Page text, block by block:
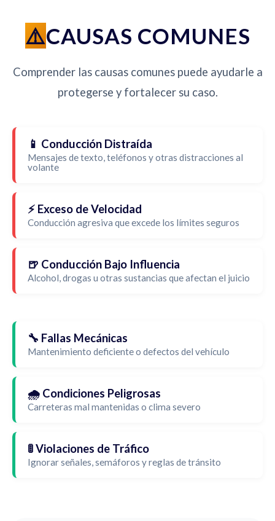
CAUSAS COMUNES
Comprender las causas comunes puede ayudarle a
protegerse y fortalecer su caso.
📱 Conducción Distraída
Mensajes de texto, teléfonos y otras distracciones al
volante
⚡ Exceso de Velocidad
Conducción agresiva que excede los límites seguros
🍺 Conducción Bajo Influencia
Alcohol, drogas u otras sustancias que afectan el juicio
🔧 Fallas Mecánicas
Mantenimiento deficiente o defectos del vehículo
🌧️ Condiciones Peligrosas
Carreteras mal mantenidas o clima severo
🚦 Violaciones de Tráfico
Ignorar señales, semáforos y reglas de tránsito